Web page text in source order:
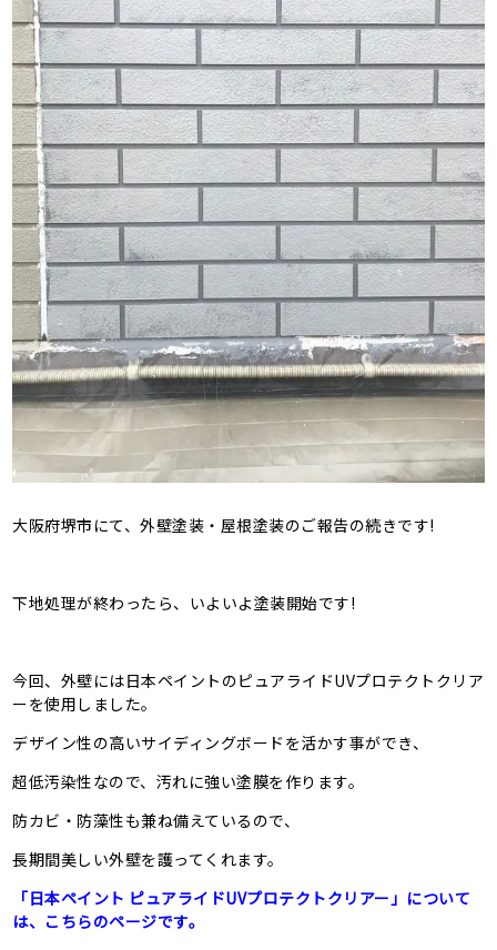
大阪府堺市にて、外壁塗装・屋根塗装のご報告の続きです!
下地処理が終わったら、いよいよ塗装開始です!
今回、外壁には日本ペイントのピュアライドUVプロテクトクリア
ーを使用しました。
デザイン性の高いサイディングボードを活かす事ができ、
超低汚染性なので、汚れに強い塗膜を作ります。
防カビ・防藻性も兼ね備えているので、
長期間美しい外壁を護ってくれます。
「日本ペイント ピュアライドUVプロテクトクリアー」について
は、こちらのページです。